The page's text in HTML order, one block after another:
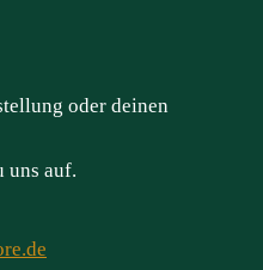
oder deinen
uns auf.